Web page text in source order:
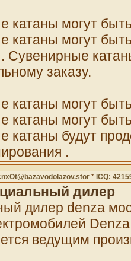
катаны могут
катаны могут
. Сувенирные
заказу.
катаны могут
катаны могут
катаны будут
.
* ICQ:
дилер
дилер denza
ведущим